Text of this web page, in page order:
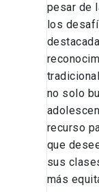
pesar de
los
no solo
recurso
que
sus
más